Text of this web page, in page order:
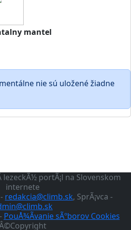
mantel
nie sú uložené žiadne
lezeckÃ½ portÃ¡l na Slovenskom
internete
redakcia@climb.sk, SprÃ¡vca -
- PouÅ¾Ã­vanie sÃºborov Cookies